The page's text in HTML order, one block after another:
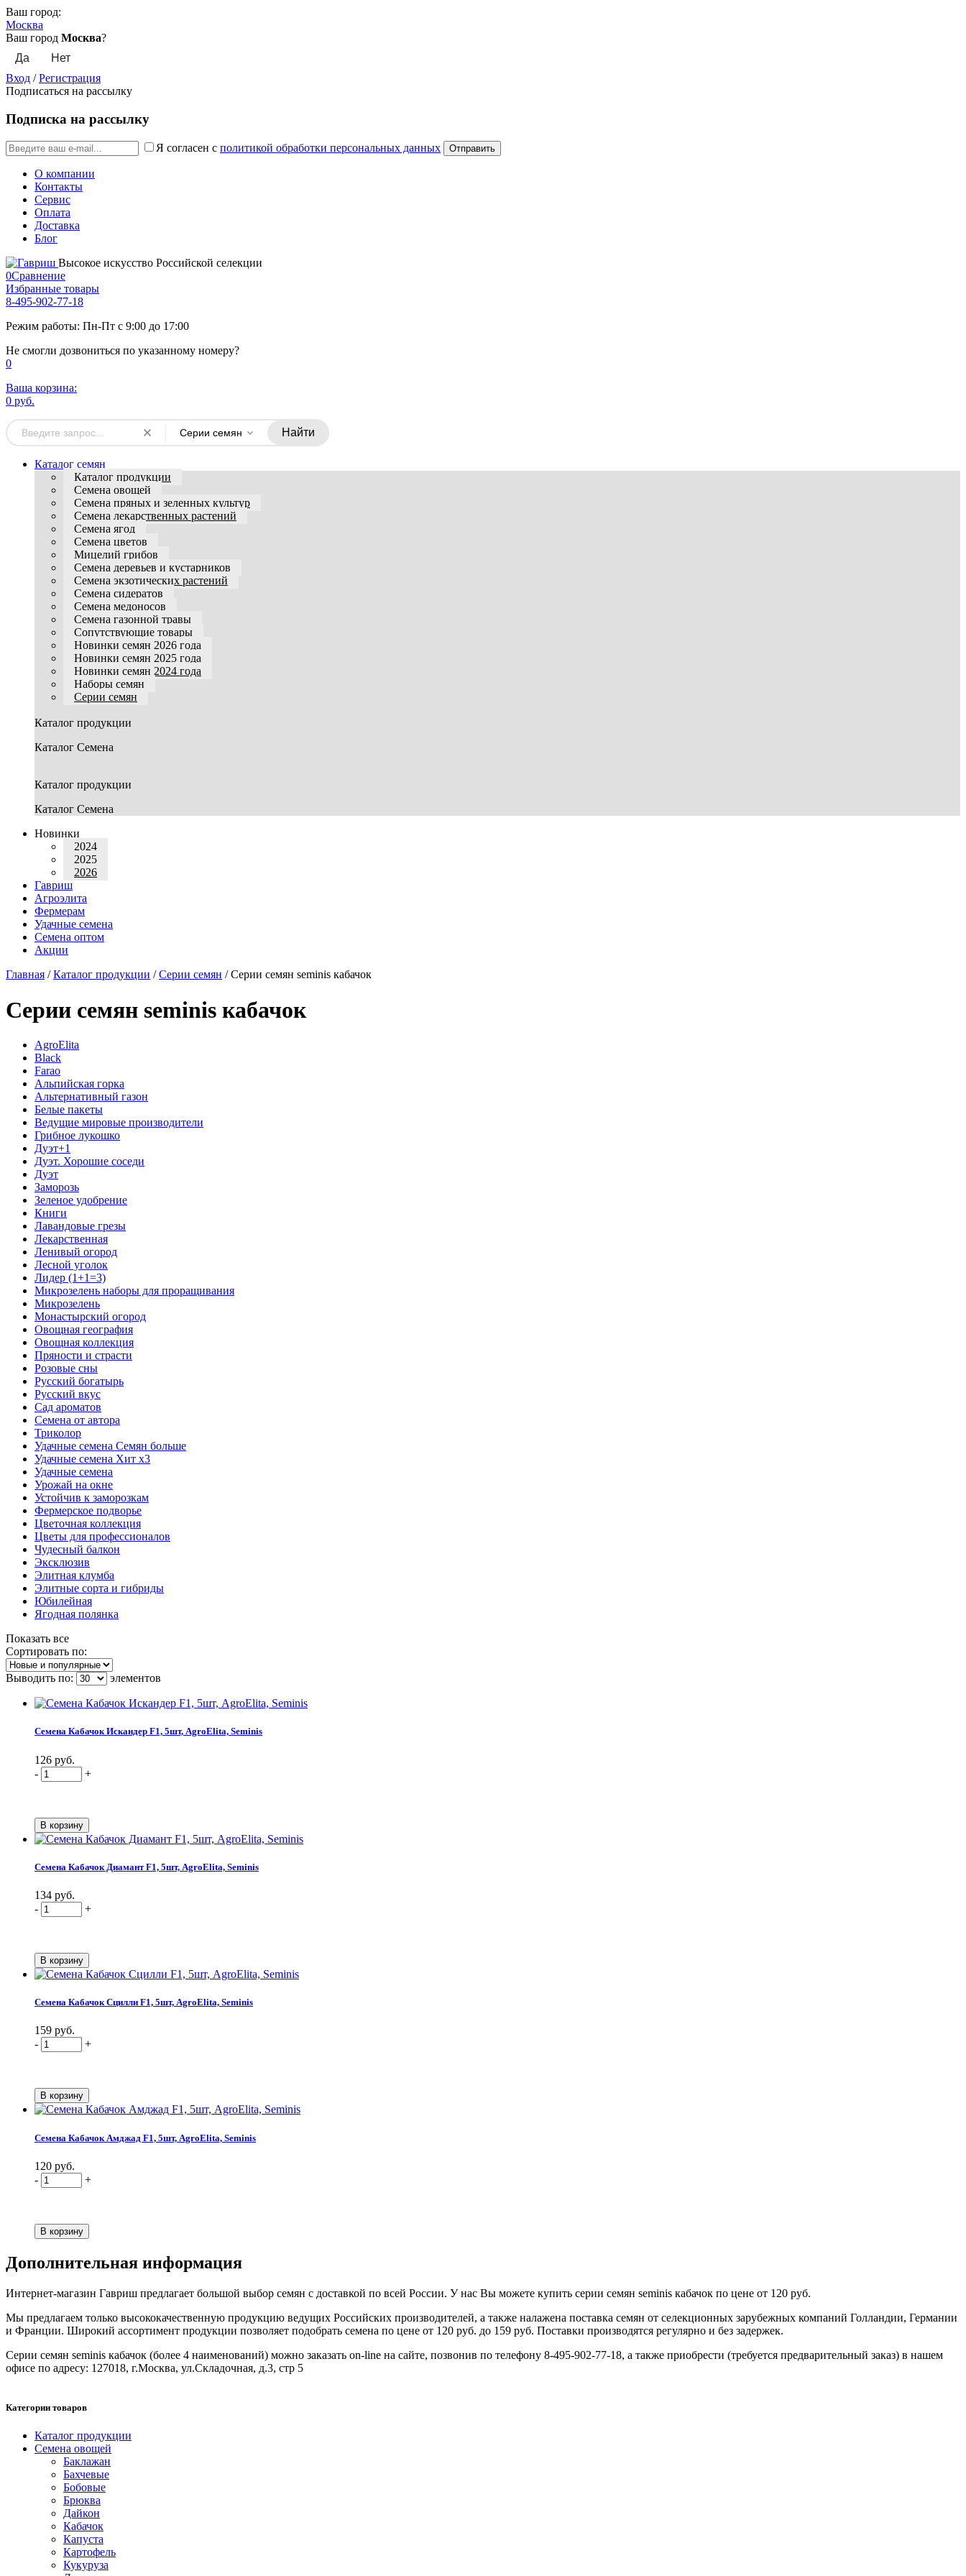
Ваш город:
Москва
Ваш город Москва?
Вход /Регистрация
Подписаться на рассылку
Подписка на рассылку
Я согласен с политикой обработки персональных данных
О компании
Контакты
Сервис
Оплата
Доставка
Блог
Высокое искусство Российской селекции
0Сравнение
Избранные товары
8-495-902-77-18
Режим работы: Пн-Пт с 9:00 до 17:00
Не смогли дозвониться по указанному номеру?
0
Ваша корзина:
0 руб.
Серии семян Найти
Каталог семян
Каталог продукции
Семена овощей
Семена пряных и зеленных культур
Семена лекарственных растений
Семена ягод
Семена цветов
Мицелий грибов
Семена деревьев и кустарников
Семена экзотических растений
Семена сидератов
Семена медоносов
Семена газонной травы
Сопутствующие товары
Новинки семян 2026 года
Новинки семян 2025 года
Новинки семян 2024 года
Наборы семян
Серии семян
Каталог продукции
Каталог Семена
Каталог продукции
Каталог Семена
Новинки
2024
2025
2026
Гавриш
Агроэлита
Фермерам
Удачные семена
Семена оптом
Акции
Главная /Каталог продукции /Серии семян /Серии семян seminis кабачок
Серии семян seminis кабачок
AgroElita
Black
Farao
Альпийская горка
Альтернативный газон
Белые пакеты
Ведущие мировые производители
Грибное лукошко
Дуэт+1
Дуэт. Хорошие соседи
Дуэт
Заморозь
Зеленое удобрение
Книги
Лавандовые грезы
Лекарственная
Ленивый огород
Лесной уголок
Лидер (1+1=3)
Микрозелень наборы для проращивания
Микрозелень
Монастырский огород
Овощная география
Овощная коллекция
Пряности и страсти
Розовые сны
Русский богатырь
Русский вкус
Сад ароматов
Семена от автора
Триколор
Удачные семена Семян больше
Удачные семена Хит x3
Удачные семена
Урожай на окне
Устойчив к заморозкам
Фермерское подворье
Цветочная коллекция
Цветы для профессионалов
Чудесный балкон
Эксклюзив
Элитная клумба
Элитные сорта и гибриды
Юбилейная
Ягодная полянка
Показать все
Сортировать по:
Выводить по: элементов
Семена Кабачок Искандер F1, 5шт, AgroElita, Seminis
126 руб.
-
+
Семена Кабачок Диамант F1, 5шт, AgroElita, Seminis
134 руб.
-
+
Семена Кабачок Сцилли F1, 5шт, AgroElita, Seminis
159 руб.
-
+
Семена Кабачок Амджад F1, 5шт, AgroElita, Seminis
120 руб.
-
+
Дополнительная информация
Интернет-магазин Гавриш предлагает большой выбор семян с доставкой по всей России. У нас Вы можете купить серии семян seminis кабачок по цене от 120 руб.
Мы предлагаем только высококачественную продукцию ведущих Российских производителей, а также налажена поставка семян от селекционных зарубежных компаний Голландии, Германии
и Франции. Широкий ассортимент продукции позволяет подобрать семена по цене от 120 руб. до 159 руб. Поставки производятся регулярно и без задержек.
Серии семян seminis кабачок (более 4 наименований) можно заказать on-line на сайте, позвонив по телефону 8-495-902-77-18, а также приобрести (требуется предварительный заказ) в нашем
офисе по адресу: 127018, г.Москва, ул.Складочная, д.3, стр 5
Категории товаров
Каталог продукции
Семена овощей
Баклажан
Бахчевые
Бобовые
Брюква
Дайкон
Кабачок
Капуста
Картофель
Кукуруза